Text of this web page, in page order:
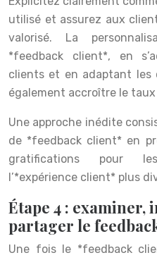
utilisé et assurez aux
valorisé. La
*feedback client*, en
clients et en adaptant les
également accroître le taux
Une approche inédite
de *feedback client* en
gratifications pour
l’*expérience client* plus
Étape 4 :
partager le
Une fois le *feedback